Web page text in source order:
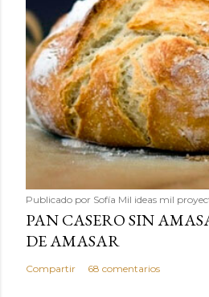
Publicado por Sofía Mil ideas mil
PAN CASERO SIN
DE AMASAR
Compartir 68 comentarios